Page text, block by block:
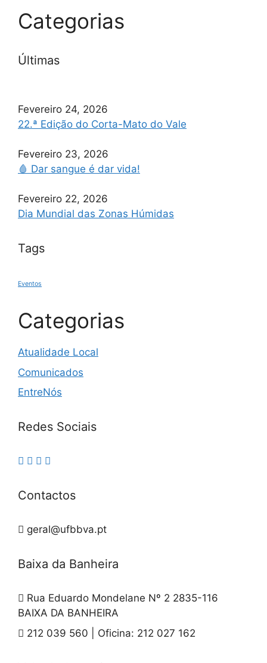
Categorias
Últimas
Fevereiro 24, 2026
22.ª Edição do Corta-Mato do Vale
Fevereiro 23, 2026
🩸 Dar sangue é dar vida!
Fevereiro 22, 2026
Dia Mundial das Zonas Húmidas
Tags
Eventos
Categorias
Atualidade Local
Comunicados
EntreNós
Redes Sociais
Contactos
geral@ufbbva.pt
Baixa da Banheira
Rua Eduardo Mondelane Nº 2 2835-116
BAIXA DA BANHEIRA
212 039 560 | Oficina: 212 027 162